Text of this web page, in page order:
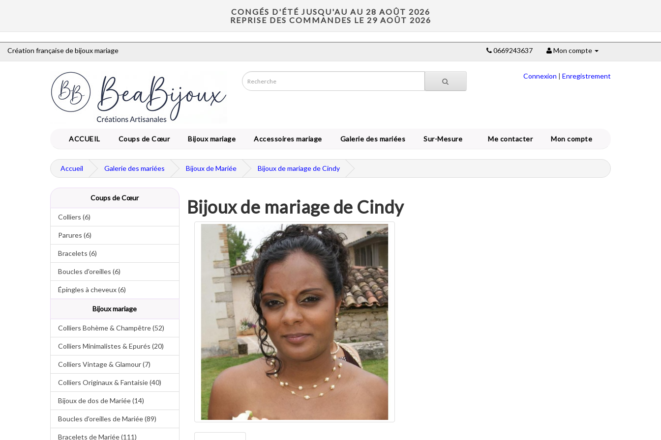
CONGÉS D'ÉTÉ JUSQU'AU AU 28 AOÛT 2026
REPRISE DES COMMANDES LE 29 AOÛT 2026
Création française de bijoux mariage 0669243637 Mon compte
Connexion | Enregistrement
ACCUEIL Coups de Cœur Bijoux mariage Accessoires mariage Galerie des mariées Sur-Mesure Me contacter Mon compte
Accueil Galerie des mariées Bijoux de Mariée Bijoux de mariage de Cindy
Coups de Cœur
Colliers (6)
Parures (6)
Bracelets (6)
Boucles d'oreilles (6)
Épingles à cheveux (6)
Bijoux mariage
Colliers Bohème & Champêtre (52)
Colliers Minimalistes & Epurés (20)
Colliers Vintage & Glamour (7)
Colliers Originaux & Fantaisie (40)
Bijoux de dos de Mariée (14)
Boucles d'oreilles de Mariée (89)
Bracelets de Mariée (111)
Bijoux de mariage de Cindy